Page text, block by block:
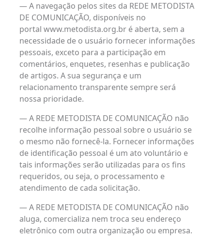
— A navegação pelos sites da REDE METODISTA
DE COMUNICAÇÃO, disponíveis no
portal www.metodista.org.br é aberta, sem a
necessidade de o usuário fornecer informações
pessoais, exceto para a participação em
comentários, enquetes, resenhas e publicação
de artigos. A sua segurança e um
relacionamento transparente sempre será
nossa prioridade.
— A REDE METODISTA DE COMUNICAÇÃO não
recolhe informação pessoal sobre o usuário se
o mesmo não fornecê-la. Fornecer informações
de identificação pessoal é um ato voluntário e
tais informações serão utilizadas para os fins
requeridos, ou seja, o processamento e
atendimento de cada solicitação.
— A REDE METODISTA DE COMUNICAÇÃO não
aluga, comercializa nem troca seu endereço
eletrônico com outra organização ou empresa.